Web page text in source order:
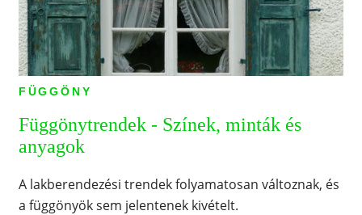
FÜGGÖNY
Függönytrendek - Színek, minták és
anyagok
A lakberendezési trendek folyamatosan változnak, és
a függönyök sem jelentenek kivételt.